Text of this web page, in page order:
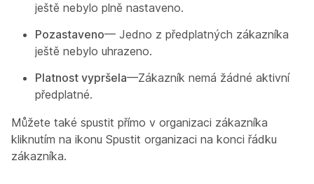
ještě nebylo plně nastaveno.
Pozastaveno— Jedno z předplatných zákazníka
ještě nebylo uhrazeno.
Platnost vypršela—Zákazník nemá žádné aktivní
předplatné.
Můžete také spustit přímo v organizaci zákazníka
kliknutím na ikonu Spustit organizaci na konci řádku
zákazníka.